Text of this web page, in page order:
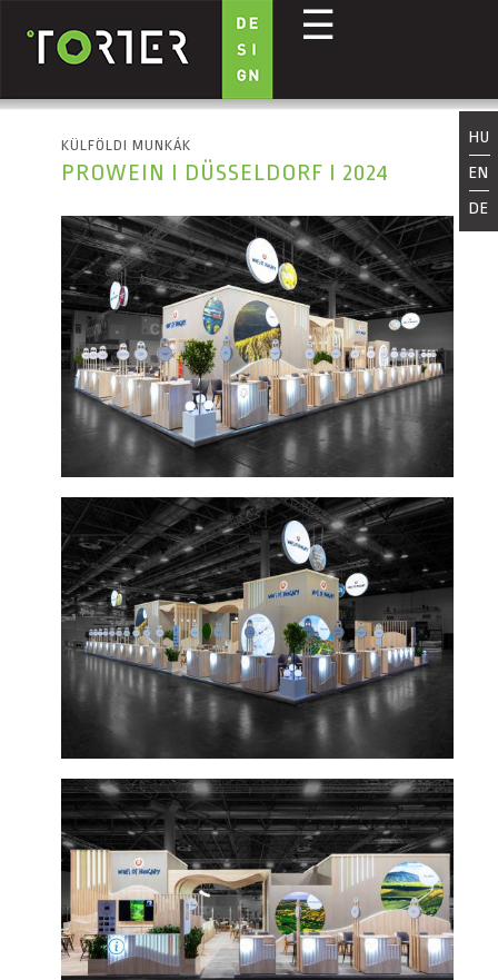
Ugrás a tartalomra
☰
HU
EN
DE
KÜLFÖLDI MUNKÁK
PROWEIN I DÜSSELDORF I 2024